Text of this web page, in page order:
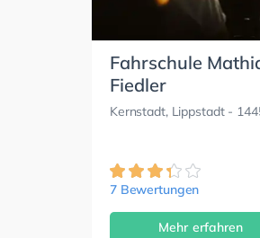
Fahrschule
Fiedler
Kernstadt, Lippstadt-
7 Bewertungen
Mehr erfahren